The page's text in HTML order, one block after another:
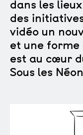
dans les
des
vidéo un
et une forme
est au cœur
Sous les